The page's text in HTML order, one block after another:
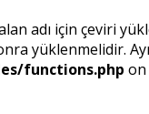
adı için çeviri
yüklenmelidir.
functions.php on